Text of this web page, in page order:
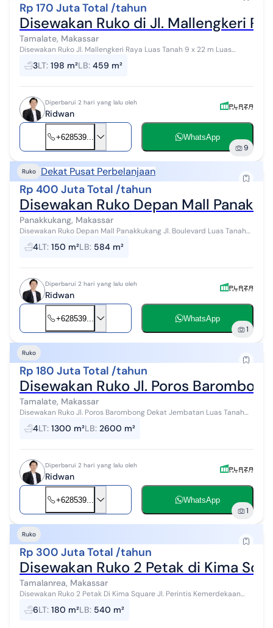
Rp 170 Juta Total /tahun
Disewakan Ruko di Jl. Mallengkeri
Tamalate, Makassar
Disewakan Ruko Jl. Mallengkeri Raya Luas Tanah 9 x 22 m Luas
Bangunan 9 x 17 m 3 Lantai Kamar Mandi 6 Listrik 2.200 Watt Air
Sumur Bor SHM Harga...
3LT: 198 m²LB: 459 m²
Diperbarui 2 hari yang lalu oleh
Ridwan
+628539... WhatsApp
9
Ruko Dekat Pusat Perbelanjaan
Rp 400 Juta Total /tahun
Disewakan Ruko Depan Mall
Panakkukang, Makassar
Disewakan Ruko Depan Mall Panakkukang Jl. Boulevard Luas Tanah
7,5 x 20 m Luas Bangunan 7,3 x 20 m 4 Lantai Kamar Mandi 4 Listrik
4400 watt Air Pd...
4LT: 150 m²LB: 584 m²
Diperbarui 2 hari yang lalu oleh
Ridwan
+628539... WhatsApp
1
Ruko
Rp 180 Juta Total /tahun
Disewakan Ruko Jl. Poros
Tamalate, Makassar
Disewakan Ruko Jl. Poros Barombong Dekat Jembatan Luas Tanah
13,5 x 20 m 2 Lantai Harga Sewa 180 Juta Pertahun
4LT: 1300 m²LB: 2600 m²
Diperbarui 2 hari yang lalu oleh
Ridwan
+628539... WhatsApp
1
Ruko
Rp 300 Juta Total /tahun
Disewakan Ruko 2 Petak di Kima
Tamalanrea, Makassar
Disewakan Ruko 2 Petak Di Kima Square Jl. Perintis Kemerdekaan
Luas Bangunan 10 x 18 m 3 Lantai KT 4 KM 3 Listrik 3500 Watt Air
PDAM & Sumur Bor S...
6LT: 180 m²LB: 540 m²